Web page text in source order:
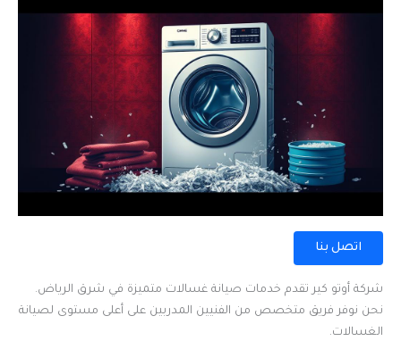
اتصل بنا
شركة أوتو كير تقدم خدمات صيانة غسالات متميزة في شرق الرياض.
نحن نوفر فريق متخصص من الفنيين المدربين على أعلى مستوى لصيانة
الغسالات.